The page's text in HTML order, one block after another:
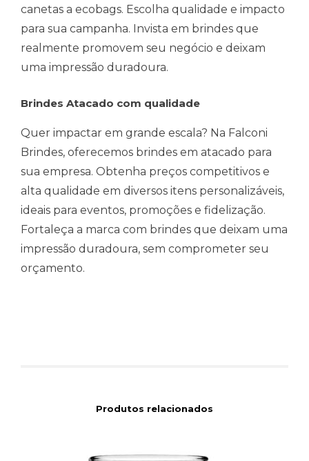
canetas a ecobags. Escolha qualidade e impacto
para sua campanha. Invista em brindes que
realmente promovem seu negócio e deixam
uma impressão duradoura.
Brindes Atacado com qualidade
Quer impactar em grande escala? Na Falconi
Brindes, oferecemos brindes em atacado para
sua empresa. Obtenha preços competitivos e
alta qualidade em diversos itens personalizáveis,
ideais para eventos, promoções e fidelização.
Fortaleça a marca com brindes que deixam uma
impressão duradoura, sem comprometer seu
orçamento.
Produtos relacionados